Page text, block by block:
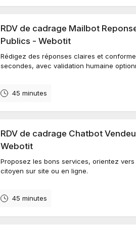
RDV de cadrage Mailbot
Publics - Webotit
Rédigez des réponses claires et
secondes, avec validation humaine
45 minutes
RDV de cadrage Chatbot
Webotit
Proposez les bons services, orientez
citoyen sur site ou en ligne.
45 minutes